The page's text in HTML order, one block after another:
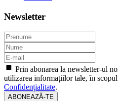
Newsletter
Prin abonarea la newsletter-ul
utilizarea informațiilor tale, în
Confidențialitate.
ABONEAZĂ-TE